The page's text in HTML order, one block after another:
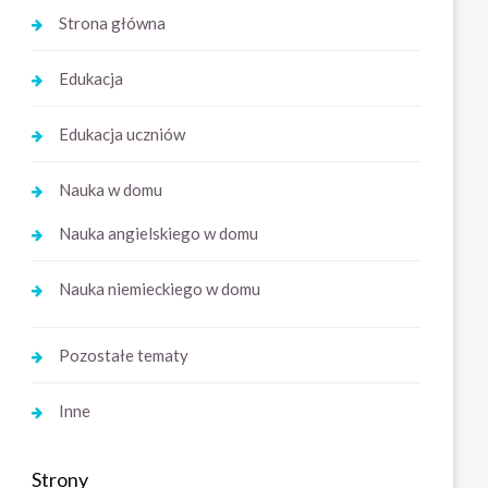
Strona główna
Edukacja
Edukacja uczniów
Nauka w domu
Nauka angielskiego w domu
Nauka niemieckiego w domu
Pozostałe tematy
Inne
Strony